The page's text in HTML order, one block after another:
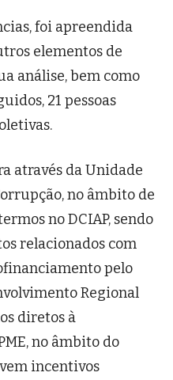
foi apreendida
elementos de
análise, bem como
21 pessoas
através da Unidade
no âmbito de
no DCIAP, sendo
relacionados com
pelo
Regional
diretos à
no âmbito do
incentivos